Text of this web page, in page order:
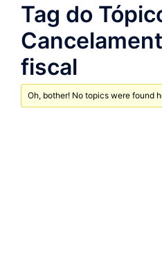
Tag do
fiscal
Oh, bother! No topics were found